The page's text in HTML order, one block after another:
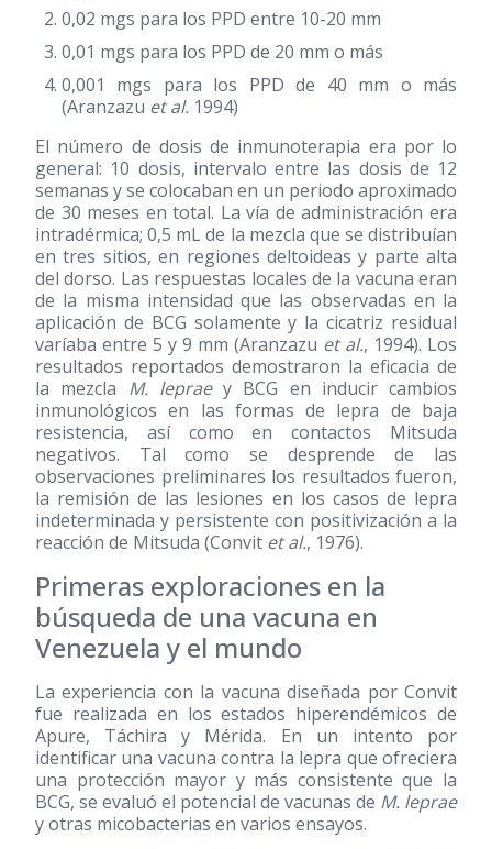
0,02 mgs para los PPD entre 10-20 mm
0,01 mgs para los PPD de 20 mm o más
0,001 mgs para los PPD de 40 mm o más
(Aranzazu et al. 1994)
El número de dosis de inmunoterapia era por lo
general: 10 dosis, intervalo entre las dosis de 12
semanas y se colocaban en un periodo aproximado
de 30 meses en total. La vía de administración era
intradérmica; 0,5 mL de la mezcla que se distribuían
en tres sitios, en regiones deltoideas y parte alta
del dorso. Las respuestas locales de la vacuna eran
de la misma intensidad que las observadas en la
aplicación de BCG solamente y la cicatriz residual
varíaba entre 5 y 9 mm (Aranzazu et al., 1994). Los
resultados reportados demostraron la eficacia de
la mezcla M. lepraey BCG en inducir cambios
inmunológicos en las formas de lepra de baja
resistencia, así como en contactos Mitsuda
negativos. Tal como se desprende de las
observaciones preliminares los resultados fueron,
la remisión de las lesiones en los casos de lepra
indeterminada y persistente con positivización a la
reacción de Mitsuda (Convit et al., 1976).
Primeras exploraciones en la
búsqueda de una vacuna en
Venezuela y el mundo
La experiencia con la vacuna diseñada por Convit
fue realizada en los estados hiperendémicos de
Apure, Táchira y Mérida. En un intento por
identificar una vacuna contra la lepra que ofreciera
una protección mayor y más consistente que la
BCG, se evaluó el potencial de vacunas de M. leprae
y otras micobacterias en varios ensayos.